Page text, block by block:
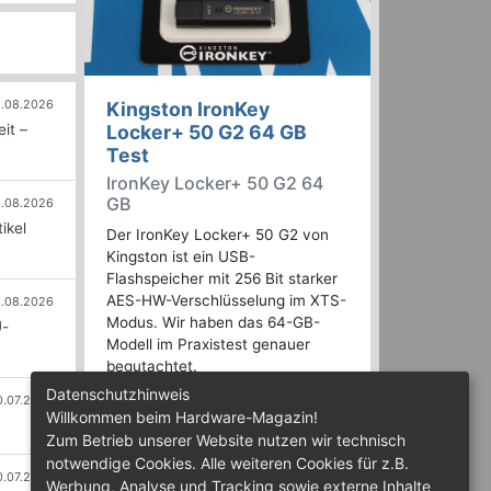
–
Kingston IronKey
Locker+ 50 G2 64 GB
Test
IronKey Locker+ 50 G2 64
GB
Der IronKey Locker+ 50 G2 von
Kingston ist ein USB-
Flashspeicher mit 256 Bit starker
AES-HW-Verschlüsselung im XTS-
Modus. Wir haben das 64-GB-
Modell im Praxistest genauer
begutachtet.
Datenschutzhinweis
Willkommen beim Hardware-Magazin!
Zum Betrieb unserer Website nutzen wir technisch
notwendige Cookies. Alle weiteren Cookies für z.B.
Werbung, Analyse und Tracking sowie externe Inhalte